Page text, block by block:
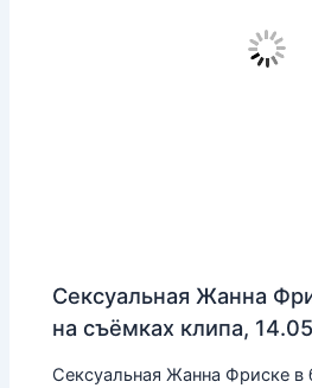
Сексуальная Жанна
на съёмках клипа,
Сексуальная Жанна Фриске в